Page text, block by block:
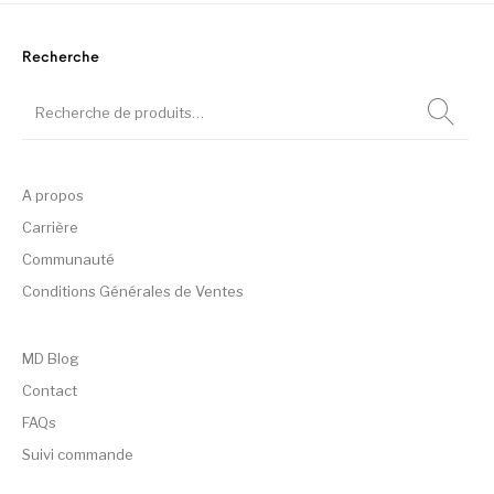
Recherche
A propos
Carrière
Communauté
Conditions Générales de Ventes
MD Blog
Contact
FAQs
Suivi commande